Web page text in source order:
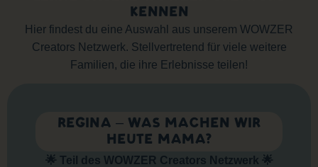
KENNEN
Hier findest du eine Auswahl aus unserem WOWZER
Creators Netzwerk. Stellvertretend für viele weitere
Familien, die ihre Erlebnisse teilen!
REGINA – WAS MACHEN WIR
HEUTE MAMA?
🌟 Teil des WOWZER Creators Netzwerk 🌟